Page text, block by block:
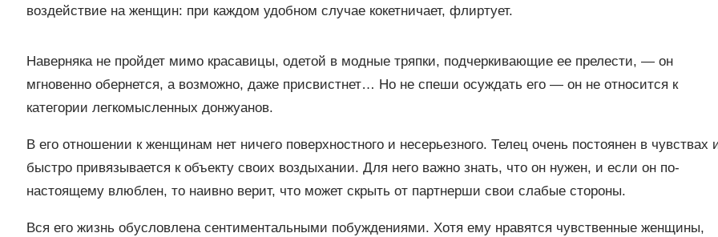
воздействие на женщин: при каждом удобном случае кокетничает, флиртует.
Наверняка не пройдет мимо красавицы, одетой в модные тряпки, подчеркивающие ее прелести, — он
мгновенно обернется, а возможно, даже присвистнет… Но не спеши осуждать его — он не относится к
категории легкомысленных донжуанов.
В его отношении к женщинам нет ничего поверхностного и несерьезного. Телец очень постоянен в чувствах
быстро привязывается к объекту своих воздыхании. Для него важно знать, что он нужен, и если он по-
настоящему влюблен, то наивно верит, что может скрыть от партнерши свои слабые стороны.
Вся его жизнь обусловлена сентиментальными побуждениями. Хотя ему нравятся чувственные женщины,